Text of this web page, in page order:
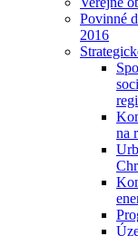
Povinné
2016
na